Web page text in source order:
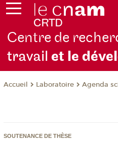
Centre de
travailet le
Accueil Laboratoire Agenda
SOUTENANCE DE THÈSE